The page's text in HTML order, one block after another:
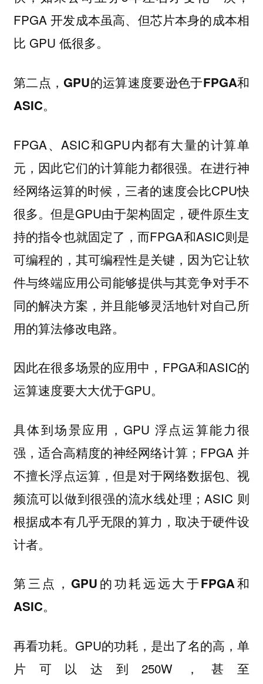
FPGA 开发成本虽高、但芯片本身的成本相
比 GPU 低很多。
第二点，GPU的运算速度要逊色于FPGA和
ASIC。
FPGA、ASIC和GPU内都有大量的计算单
元，因此它们的计算能力都很强。在进行神
经网络运算的时候，三者的速度会比CPU快
很多。但是GPU由于架构固定，硬件原生支
持的指令也就固定了，而FPGA和ASIC则是
可编程的，其可编程性是关键，因为它让软
件与终端应用公司能够提供与其竞争对手不
同的解决方案，并且能够灵活地针对自己所
用的算法修改电路。
因此在很多场景的应用中，FPGA和ASIC的
运算速度要大大优于GPU。
具体到场景应用，GPU 浮点运算能力很
强，适合高精度的神经网络计算；FPGA 并
不擅长浮点运算，但是对于网络数据包、视
频流可以做到很强的流水线处理；ASIC 则
根据成本有几乎无限的算力，取决于硬件设
计者。
第三点，GPU的功耗远远大于FPGA和
ASIC。
再看功耗。GPU的功耗，是出了名的高，单
片可以达到250W，甚至